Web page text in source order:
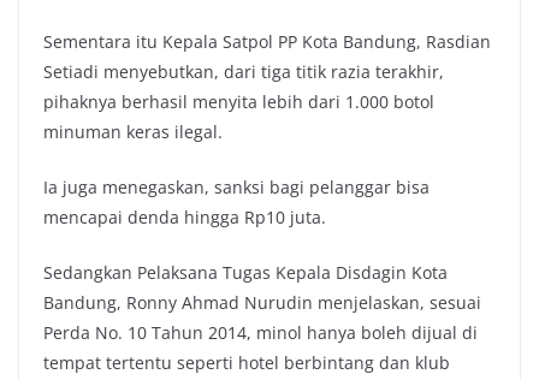
Sementara itu Kepala Satpol PP Kota Bandung, Rasdian
Setiadi menyebutkan, dari tiga titik razia terakhir,
pihaknya berhasil menyita lebih dari 1.000 botol
minuman keras ilegal.
Ia juga menegaskan, sanksi bagi pelanggar bisa
mencapai denda hingga Rp10 juta.
Sedangkan Pelaksana Tugas Kepala Disdagin Kota
Bandung, Ronny Ahmad Nurudin menjelaskan, sesuai
Perda No. 10 Tahun 2014, minol hanya boleh dijual di
tempat tertentu seperti hotel berbintang dan klub